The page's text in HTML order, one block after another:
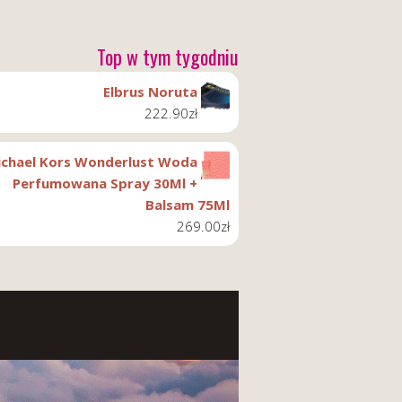
Top w tym tygodniu
Elbrus Noruta
222.90zł
Kors Wonderlust Woda
Perfumowana Spray 30Ml +
Balsam 75Ml
269.00zł